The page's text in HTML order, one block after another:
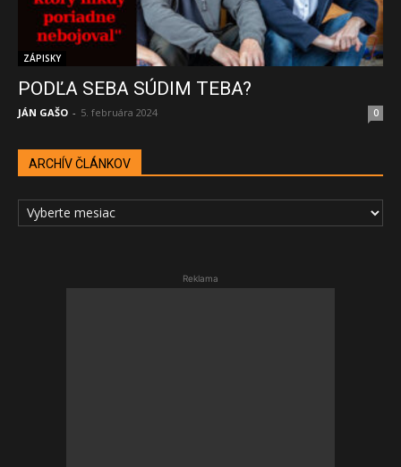
ZÁPISKY
PODĽA SEBA SÚDIM TEBA?
JÁN GAŠO - 5. februára 2024 0
ARCHÍV ČLÁNKOV
ARCHÍV
ČLÁNKOV
Reklama